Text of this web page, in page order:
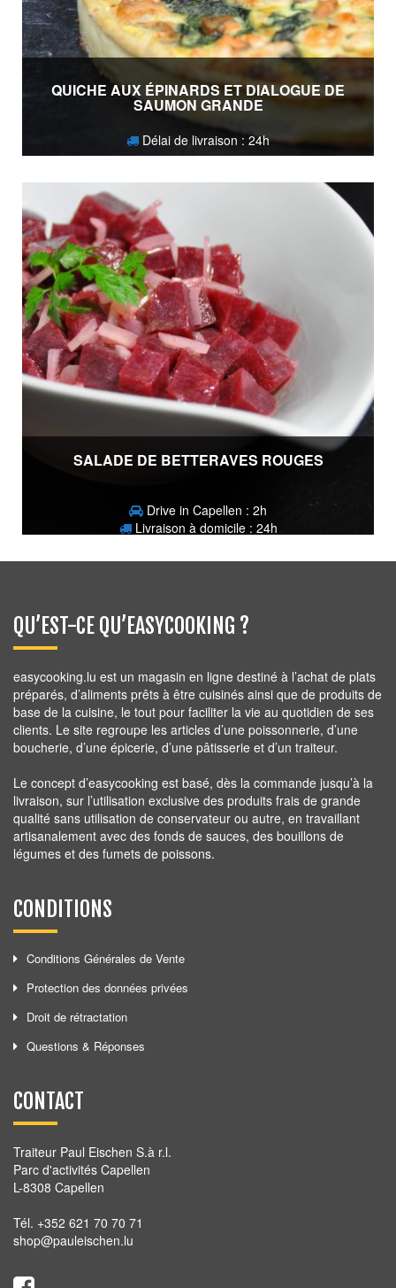
QUICHE AUX ÉPINARDS ET DIALOGUE DE
SAUMON GRANDE
Délai de livraison : 24h
SALADE DE BETTERAVES ROUGES
Drive in Capellen : 2h
Livraison à domicile : 24h
2,90€
QU’EST-CE QU’EASYCOOKING ?
easycooking.lu est un magasin en ligne destiné à l’achat de plats
préparés, d’aliments prêts à être cuisinés ainsi que de produits de
base de la cuisine, le tout pour faciliter la vie au quotidien de ses
clients. Le site regroupe les articles d’une poissonnerie, d’une
boucherie, d’une épicerie, d’une pâtisserie et d’un traiteur.
Le concept d’easycooking est basé, dès la commande jusqu’à la
livraison, sur l’utilisation exclusive des produits frais de grande
qualité sans utilisation de conservateur ou autre, en travaillant
artisanalement avec des fonds de sauces, des bouillons de
légumes et des fumets de poissons.
CONDITIONS
Conditions Générales de Vente
Protection des données privées
Droit de rétractation
Questions & Réponses
CONTACT
Traiteur Paul Eischen S.à r.l.
Parc d'activités Capellen
L-8308 Capellen
Tél. +352 621 70 70 71
shop@pauleischen.lu